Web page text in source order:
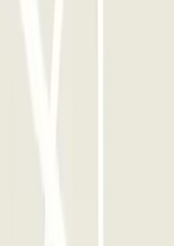
waren okay. Ein-
Borden der